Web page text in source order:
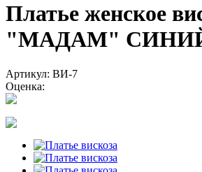
Платье женское
"МАДАМ"
Артикул: ВИ-7
Оценка: